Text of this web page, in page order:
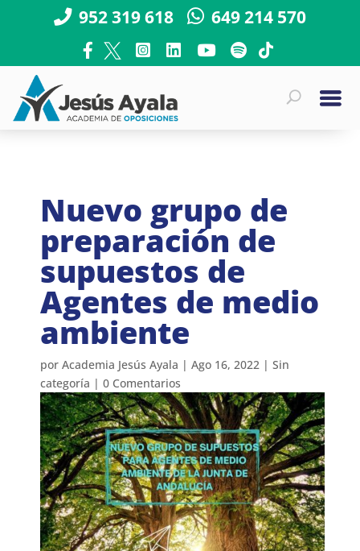
952 319 618 649 214 570
Nuevo grupo de
preparación de
supuestos de
Agentes de medio
ambiente
porAcademia Jesús Ayala |Ago 16, 2022 |Sin
categoría |0 Comentarios